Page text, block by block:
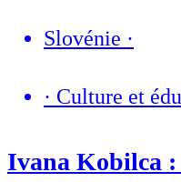
Slovénie ·
· Culture et
Ivana Kobilca :